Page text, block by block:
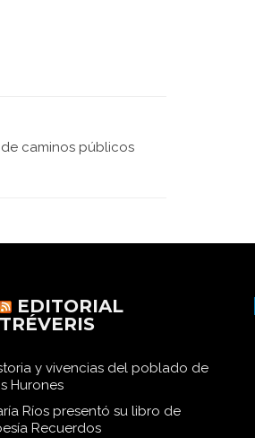
caminos públicos
EDITORIAL
TRÉVERIS
y vivencias del poblado de
Hurones
Ríos presentó su libro de
Recuerdos